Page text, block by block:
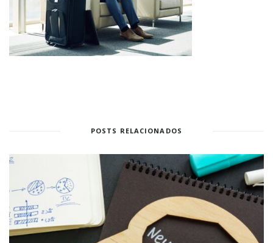
POSTS RELACIONADOS